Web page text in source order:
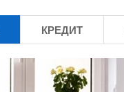
КРЕДИТ